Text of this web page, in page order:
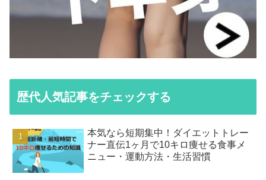
歴代人気記事をチェックする
本気なら短期集中！ダイエットトレー
ナー直伝1ヶ月で10キロ痩せる食事メ
ニュー・運動方法・生活習慣